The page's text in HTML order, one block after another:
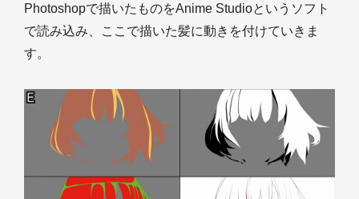
Photoshopで描いたものをAnime Studioというソフト
で読み込み、ここで描いた髪に動きを付けていきま
す。